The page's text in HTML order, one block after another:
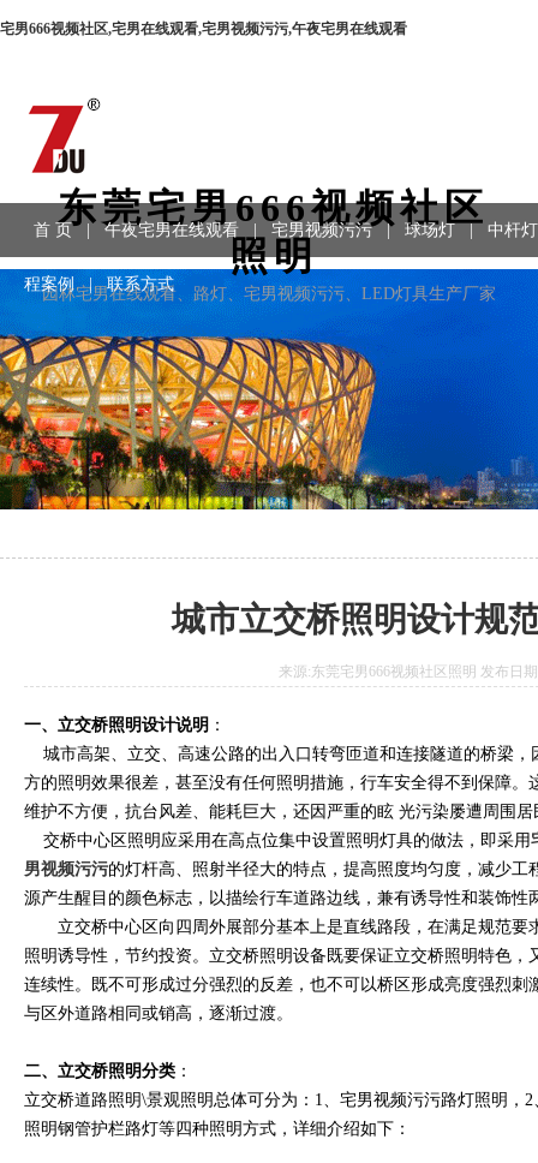
宅男666视频社区,宅男在线观看,宅男视频污污,午夜宅男在线观看
东莞宅男666视频社区
照明
园林宅男在线观看、路灯、宅男视频污污、LED灯具生产厂家
首 页 午夜宅男在线观看 宅男视频污污 | 球场灯 中杆灯
程案例 | 联系方式
城市立交桥照明设计规
来源:东莞宅男666视频社区照明 发布日期
一、立交桥照明设计说明 ：
城市高架、立交、高速公路的出入口转弯匝道和连接隧道的桥梁
方的照明效果很差，甚至没有任何照明措施，行车安全得不到保障
维护不方便，抗台风差、能耗巨大，还因严重的眩 光污染屡遭周围居
交桥中心区照明应采用在高点位集中设置照明灯具的做法，即采用
男视频污污的灯杆高、照射半径大的特点，提高照度均匀度，减少
源产生醒目的颜色标志，以描绘行车道路边线，兼有诱导性和装饰性
立交桥中心区向四周外展部分基本上是直线路段，在满足规范要
照明诱导性，节约投资。立交桥照明设备既要保证立交桥照明特色
连续性。既不可形成过分强烈的反差，也不可以桥区形成亮度强烈
与区外道路相同或销高，逐渐过渡。
二、立交桥照明分类 ：
立交桥道路照明\景观照明总体可分为：1、宅男视频污污路灯照明，
照明钢管护栏路灯等四种照明方式，详细介绍如下：